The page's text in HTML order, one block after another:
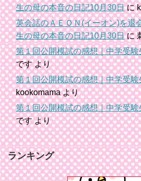
生の母の本音の日記10月30日に
英会話のＡＥＯＮ(イーオン)を退
生の母の本音の日記10月30日に
第１回公開模試の感想｜中学受
ですより
第１回公開模試の感想｜中学受
kookomamaより
第１回公開模試の感想｜中学受
ですより
ランキング